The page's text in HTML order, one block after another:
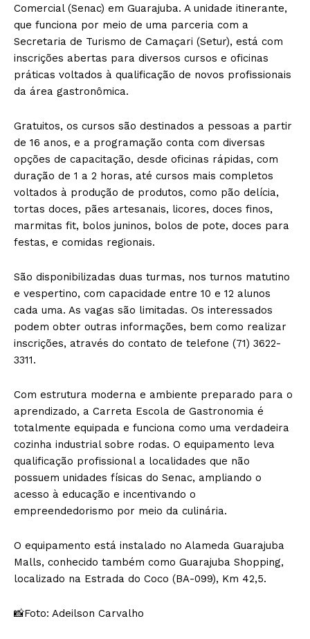
Comercial (Senac) em Guarajuba. A unidade itinerante,
que funciona por meio de uma parceria com a
Secretaria de Turismo de Camaçari (Setur), está com
inscrições abertas para diversos cursos e oficinas
práticas voltados à qualificação de novos profissionais
da área gastronômica.
Gratuitos, os cursos são destinados a pessoas a partir
de 16 anos, e a programação conta com diversas
opções de capacitação, desde oficinas rápidas, com
duração de 1 a 2 horas, até cursos mais completos
voltados à produção de produtos, como pão delícia,
tortas doces, pães artesanais, licores, doces finos,
marmitas fit, bolos juninos, bolos de pote, doces para
festas, e comidas regionais.
São disponibilizadas duas turmas, nos turnos matutino
e vespertino, com capacidade entre 10 e 12 alunos
cada uma. As vagas são limitadas. Os interessados
podem obter outras informações, bem como realizar
inscrições, através do contato de telefone (71) 3622-
3311.
Com estrutura moderna e ambiente preparado para o
aprendizado, a Carreta Escola de Gastronomia é
totalmente equipada e funciona como uma verdadeira
cozinha industrial sobre rodas. O equipamento leva
qualificação profissional a localidades que não
possuem unidades físicas do Senac, ampliando o
acesso à educação e incentivando o
empreendedorismo por meio da culinária.
O equipamento está instalado no Alameda Guarajuba
Malls, conhecido também como Guarajuba Shopping,
localizado na Estrada do Coco (BA-099), Km 42,5.
📸Foto: Adeilson Carvalho